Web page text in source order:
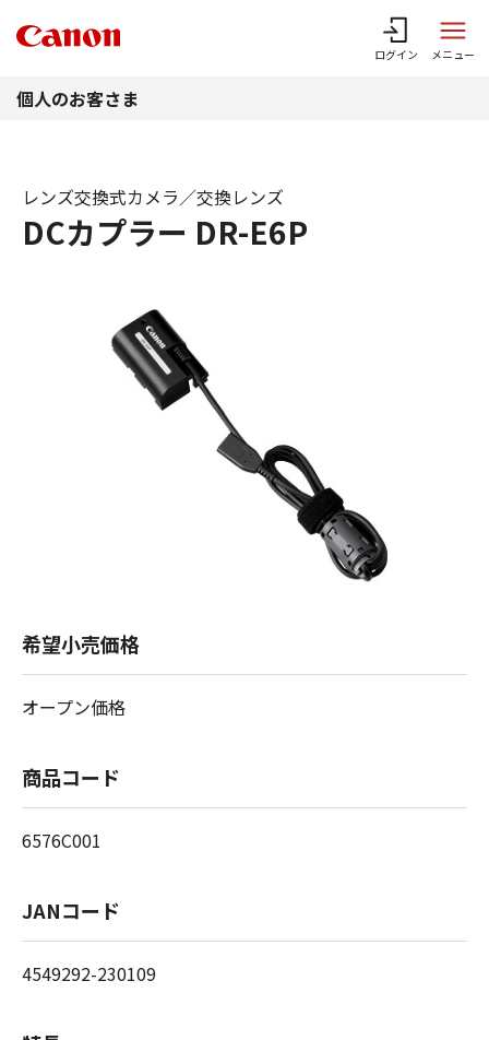
ログイン メニュー
個人のお客さま
DCカプラー DR-E6P
レンズ交換式カメラ／交換レンズ
希望小売価格
オープン価格
商品コード
6576C001
JANコード
4549292-230109